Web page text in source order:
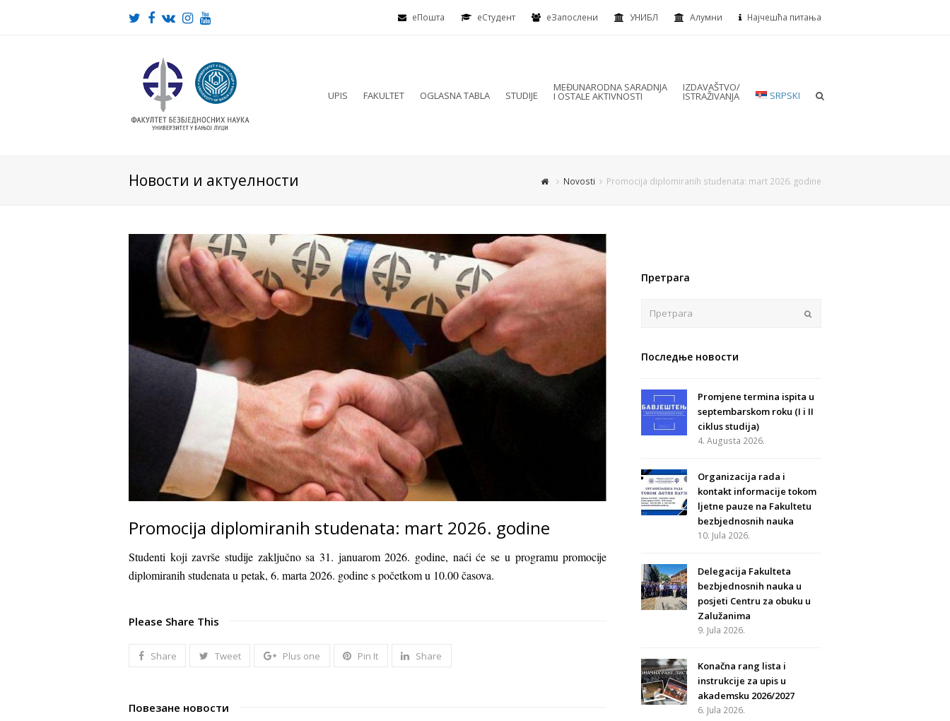
еПошта eСтудент еЗапослени УНИБЛ Алумни Најчешћа питања
Twitter
Facebook
VKInstagram
Youtube
UPIS FAKULTET OGLASNA TABLA STUDIJE
MEĐUNARODNA SARADNJA
I OSTALE AKTIVNOSTI
IZDAVAŠTVO/
ISTRAŽIVANJA SRPSKI
Новости и актуелности Novosti Promocija diplomiranih studenata: mart 2026. godine
Promocija diplomiranih studenata: mart 2026. godine
Studenti koji završe studije zaključno sa 31. januarom 2026. godine, naći će se u programu promocije
diplomiranih studenata u petak, 6. marta 2026. godine s početkom u 10.00 časova.
Please Share This
Share Tweet Plus one Pin It Share
Повезане новости
Претрага
Последње новости
Promjene termina ispita u
septembarskom roku (I i II
ciklus studija)
4. Augusta 2026.
Organizacija rada i
kontakt informacije tokom
ljetne pauze na Fakultetu
bezbjednosnih nauka
10. Jula 2026.
Delegacija Fakulteta
bezbjednosnih nauka u
posjeti Centru za obuku u
Zalužanima
9. Jula 2026.
Konačna rang lista i
instrukcije za upis u
akademsku 2026/2027
6. Jula 2026.